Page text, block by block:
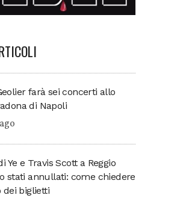
farà sei concerti allo
di Napoli
Ye e Travis Scott a Reggio
stati annullati: come chiedere
dei biglietti